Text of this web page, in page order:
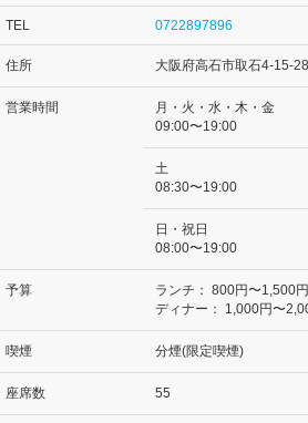
TEL 0722897896
住所 大阪府高石市取石4-15-28
営業時間
月・火・水・木・金
09:00〜19:00
土
08:30〜19:00
日・祝日
08:00〜19:00
予算 ランチ： 800円〜1,500円
ディナー：
1,000円〜
喫煙 分煙(限定喫煙)
座席数 55